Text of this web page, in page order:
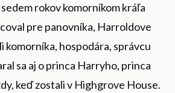
rokov komorníkom kráľa
pre panovníka, Harroldove
komorníka, hospodára, správcu
sa aj o princa Harryho, princa
keď zostali v Highgrove House.